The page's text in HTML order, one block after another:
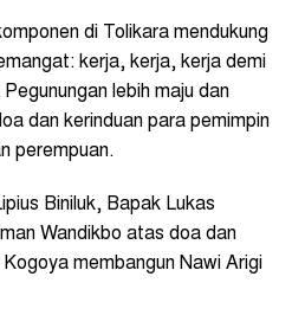
di Tolikara mendukung
kerja, kerja, kerja demi
lebih maju dan
dan kerinduan para pemimpin
perempuan.
Biniluk, Bapak Lukas
Wandikbo atas doa dan
membangun Nawi Arigi